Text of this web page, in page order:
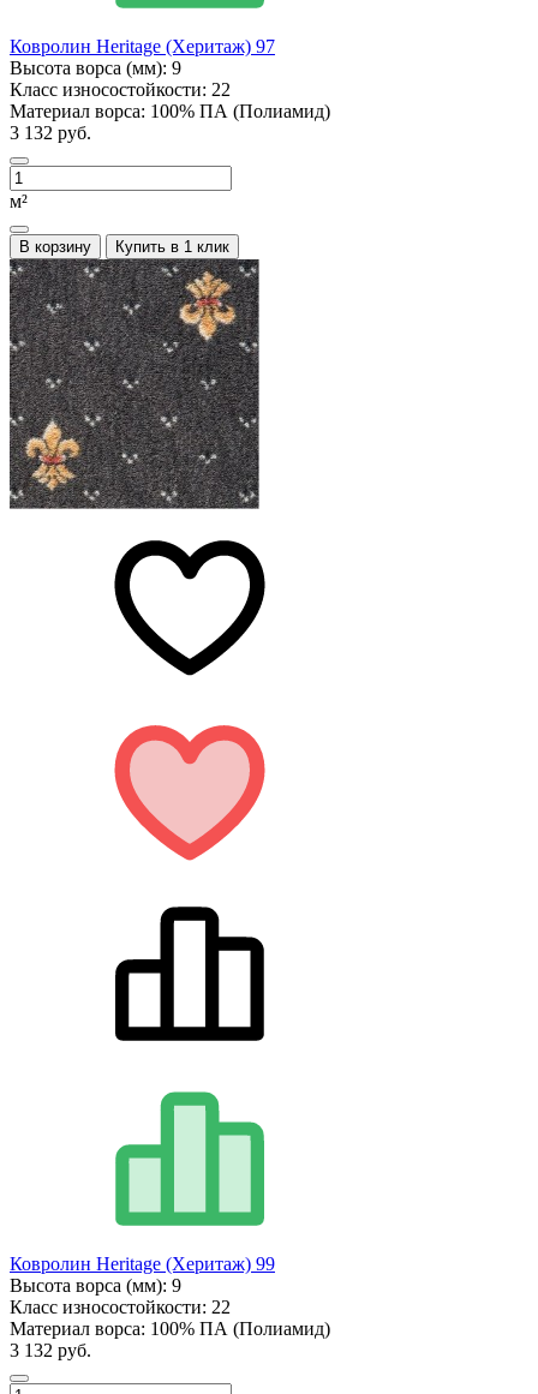
Ковролин Heritage (Херитаж) 97
Высота ворса (мм): 9
Класс износостойкости: 22
Материал ворса: 100% ПА (Полиамид)
3 132 руб.
м²
В корзину Купить в 1 клик
Ковролин Heritage (Херитаж) 99
Высота ворса (мм): 9
Класс износостойкости: 22
Материал ворса: 100% ПА (Полиамид)
3 132 руб.